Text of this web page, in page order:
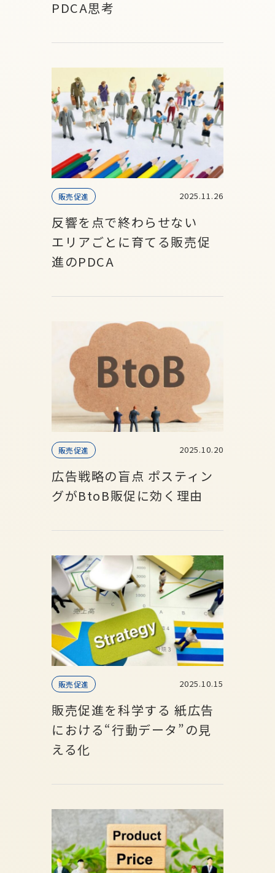
PDCA思考
販売促進 2025.11.26
反響を点で終わらせない
エリアごとに育てる販売促
進のPDCA
販売促進 2025.10.20
広告戦略の盲点 ポスティン
グがBtoB販促に効く理由
販売促進 2025.10.15
販売促進を科学する 紙広告
における“行動データ”の見
える化